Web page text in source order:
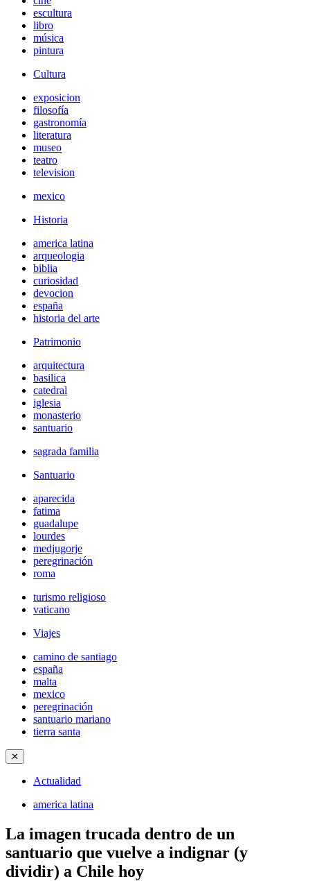
escultura
libro
música
pintura
Cultura
exposicion
filosofía
gastronomía
literatura
museo
teatro
television
mexico
Historia
america latina
arqueologia
biblia
curiosidad
devocion
españa
historia del arte
Patrimonio
arquitectura
basilica
catedral
iglesia
monasterio
santuario
sagrada familia
Santuario
aparecida
fatima
guadalupe
lourdes
medjugorje
peregrinación
roma
turismo religioso
vaticano
Viajes
camino de santiago
españa
malta
mexico
peregrinación
santuario mariano
tierra santa
✕
Actualidad
america latina
La imagen trucada dentro de un
santuario que vuelve a indignar (y
dividir) a Chile hoy